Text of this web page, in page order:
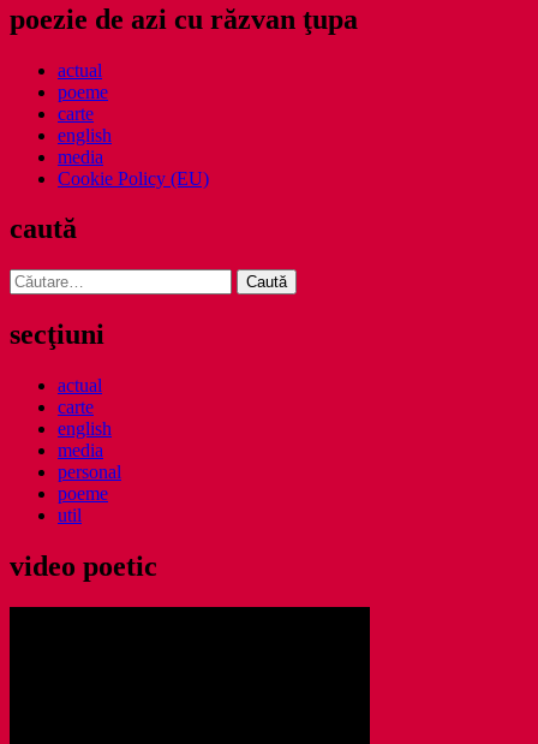
poezie de azi cu răzvan ţupa
actual
poeme
carte
english
media
Cookie Policy (EU)
caută
Caută
după:
secţiuni
actual
carte
english
media
personal
poeme
util
video poetic